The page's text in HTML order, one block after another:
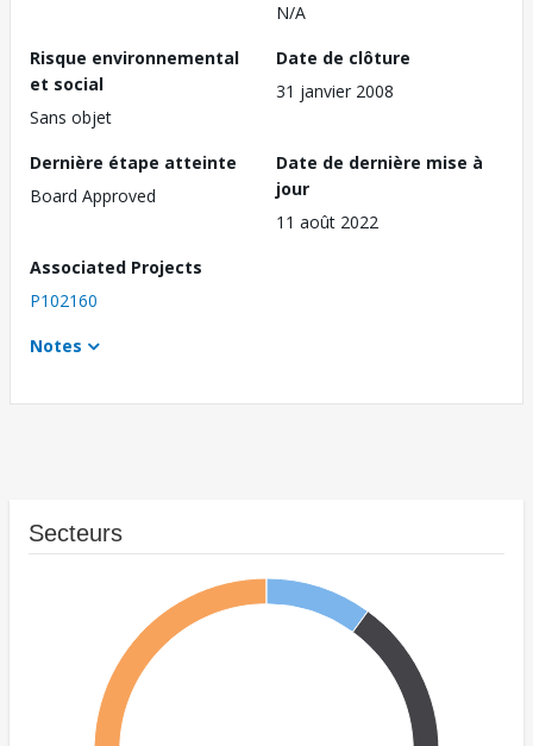
N/A
Risque environnemental
et social
Sans objet
Date de clôture
31 janvier 2008
Dernière étape atteinte
Board Approved
Date de dernière mise à
jour
11 août 2022
Associated Projects
P102160
Notes
Secteurs